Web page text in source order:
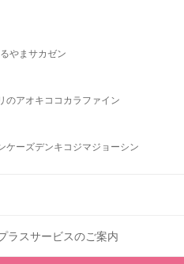
やま サカゼン
のアオキ ココカラファイン
ケーズデンキ コジマジョーシン
ラスサービスのご案内